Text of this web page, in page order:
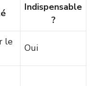
Indispensable
?
le
Oui